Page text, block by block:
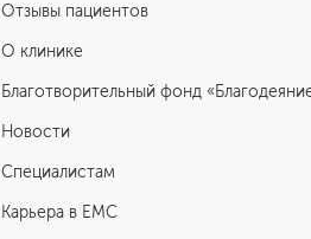
Отзывы пациентов
О клинике
Благотворительный фонд
Новости
Специалистам
Карьера в ЕМС